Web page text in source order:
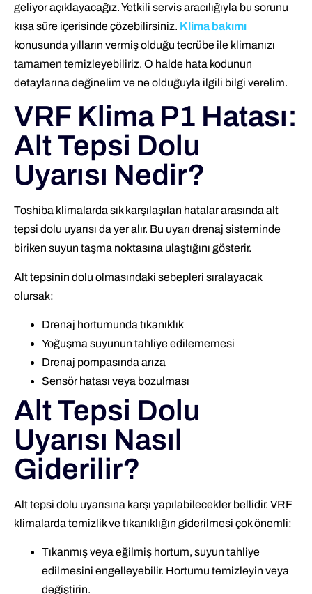
geliyor açıklayacağız. Yetkili servis aracılığıyla bu sorunu
kısa süre içerisinde çözebilirsiniz. Klima bakımı
konusunda yılların vermiş olduğu tecrübe ile klimanızı
tamamen temizleyebiliriz. O halde hata kodunun
detaylarına değinelim ve ne olduğuyla ilgili bilgi verelim.
VRF Klima P1 Hatası:
Alt Tepsi Dolu
Uyarısı Nedir?
Toshiba klimalarda sık karşılaşılan hatalar arasında alt
tepsi dolu uyarısı da yer alır. Bu uyarı drenaj sisteminde
biriken suyun taşma noktasına ulaştığını gösterir.
Alt tepsinin dolu olmasındaki sebepleri sıralayacak
olursak:
Drenaj hortumunda tıkanıklık
Yoğuşma suyunun tahliye edilememesi
Drenaj pompasında arıza
Sensör hatası veya bozulması
Alt Tepsi Dolu
Uyarısı Nasıl
Giderilir?
Alt tepsi dolu uyarısına karşı yapılabilecekler bellidir. VRF
klimalarda temizlik ve tıkanıklığın giderilmesi çok önemli:
Tıkanmış veya eğilmiş hortum, suyun tahliye
edilmesini engelleyebilir. Hortumu temizleyin veya
değiştirin.